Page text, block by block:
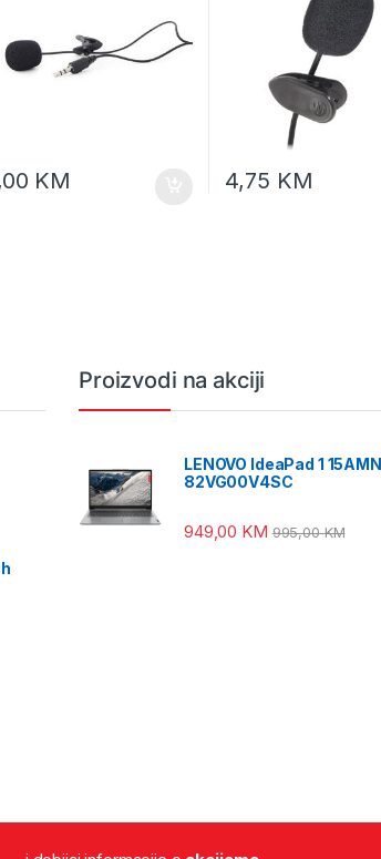
KM 4,75 KM
Proizvodi na akciji
LENOVO IdeaPad 1
82VG00V4SC
949,00 KM 995,00KM